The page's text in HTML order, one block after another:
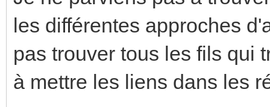
les différentes approches
pas trouver tous les fils qui
à mettre les liens dans les